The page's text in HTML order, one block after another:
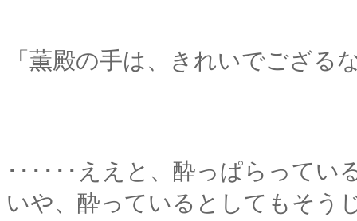
「薫殿の手は、きれいでござる
･･････ええと、酔っぱらってい
いや、酔っているとしてもそう